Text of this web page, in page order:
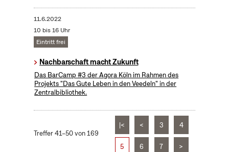
11.6.2022
10 bis 16 Uhr
Eintritt frei
Nachbarschaft macht Zukunft
Das BarCamp #3 der Agora Köln im Rahmen des
Projekts "Das Gute Leben in den Veedeln" in der
Zentralbibliothek.
Treffer 41–50 von 169
|< < 3 4
5 6 7 >